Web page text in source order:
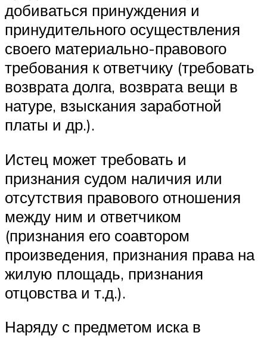
добиваться принуждения и
принудительного осуществления
своего материально-правового
требования к ответчику (требовать
возврата долга, возврата вещи в
натуре, взыскания заработной
платы и др.).
Истец может требовать и
признания судом наличия или
отсутствия правового отношения
между ним и ответчиком
(признания его соавтором
произведения, признания права на
жилую площадь, признания
отцовства и т.д.).
Наряду с предметом иска в